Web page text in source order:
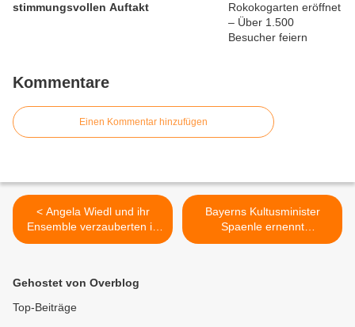
stimmungsvollen Auftakt
Kommentare
Einen Kommentar hinzufügen
< Angela Wiedl und ihr
Ensemble verzauberten in
der Veitshöchheimer
"Himmelsmusik"
Bayerns Kultusminister
Spaenle ernennt
Gymnasium Veitshöchheim
Gehostet von Overblog
Top-Beiträge